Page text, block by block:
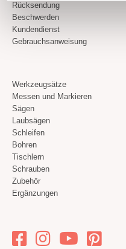
Rücksendung
Beschwerden
Kundendienst
Gebrauchsanweisung
Werkzeugsätze
Messen und Markieren
Sägen
Laubsägen
Schleifen
Bohren
Tischlern
Schrauben
Zubehör
Ergänzungen